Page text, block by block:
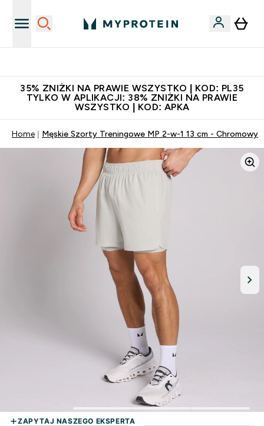
35% ZNIŻKI NA PRAWIE WSZYSTKO | KOD: PL35
TYLKO W APLIKACJI: 38% ZNIŻKI NA PRAWIE
WSZYSTKO | KOD: APKA
Home Męskie Szorty Treningowe MP 2-w-1 13 cm - Chromowy